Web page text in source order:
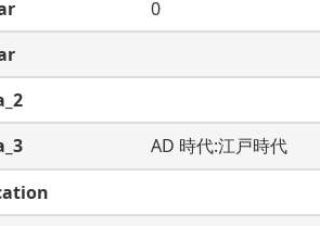
0
AD 時代:江戸時代